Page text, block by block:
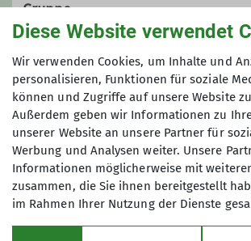
0176 / 5228 6789
konrad.maekeler@dav-
Ämter
Schatzmeister*in
Gruppe
Archiv Wandern
Diese Website verwendet
Wir verwenden Cookies, um Inhalte und
personalisieren, Funktionen für soziale
können und Zugriffe auf unsere Website
Außerdem geben wir Informationen zu
unserer Website an unsere Partner für
Werbung und Analysen weiter. Unsere
Informationen möglicherweise mit
zusammen, die Sie ihnen bereitgestellt
im Rahmen Ihrer Nutzung der Dienste